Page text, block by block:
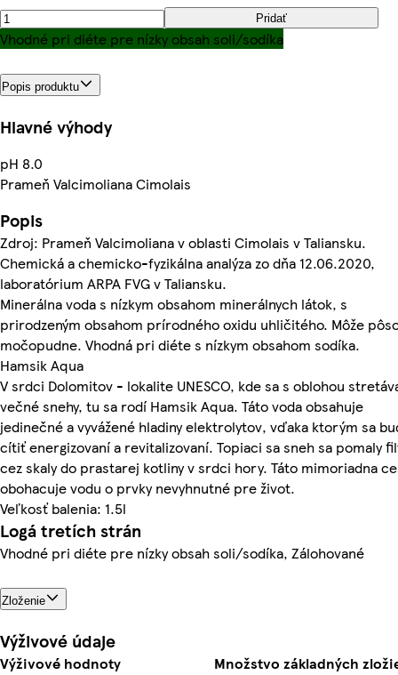
Pridať
Vhodné pri diéte pre nízky obsah soli/sodíka
Popis produktu
Hlavné výhody
pH 8.0
Prameň Valcimoliana Cimolais
Popis
Zdroj: Prameň Valcimoliana v oblasti Cimolais v Taliansku.
Chemická a chemicko-fyzikálna analýza zo dňa 12.06.2020,
laboratórium ARPA FVG v Taliansku.
Minerálna voda s nízkym obsahom minerálnych látok, s
prirodzeným obsahom prírodného oxidu uhličitého. Môže
močopudne. Vhodná pri diéte s nízkym obsahom sodíka.
Hamsik Aqua
V srdci Dolomitov - lokalite UNESCO, kde sa s oblohou
večné snehy, tu sa rodí Hamsik Aqua. Táto voda obsahuje
jedinečné a vyvážené hladiny elektrolytov, vďaka ktorým sa
cítiť energizovaní a revitalizovaní. Topiaci sa sneh sa pomaly
cez skaly do prastarej kotliny v srdci hory. Táto mimoriadna
obohacuje vodu o prvky nevyhnutné pre život.
Veľkosť balenia: 1.5l
Logá tretích strán
Vhodné pri diéte pre nízky obsah soli/sodíka, Zálohované
Zloženie
Výživové údaje
Výživové hodnoty
Množstvo základných